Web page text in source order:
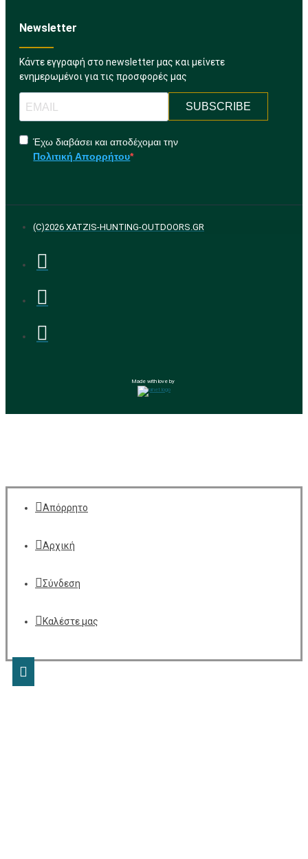
Newsletter
Κάντε εγγραφή στο newsletter μας και μείνετε
ενημερωμένοι για τις προσφορές μας
SUBSCRIBE
Έχω διαβάσει και αποδέχομαι την
Πολιτική Απορρήτου
(C)2026 XATZIS-HUNTING-OUTDOORS.GR
Made with love by
Απόρρητο
Αρχική
Σύνδεση
Καλέστε μας